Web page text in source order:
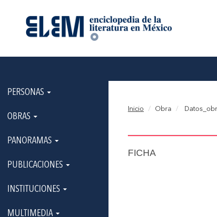
PERSONAS
OBRAS
PANORAMAS
PUBLICACIONES
INSTITUCIONES
MULTIMEDIA
Inicio Obra
FICHA